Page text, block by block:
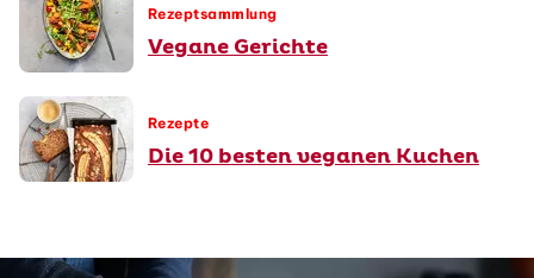
Rezeptsammlung
Vegane Gerichte
Rezepte
Die 10 besten veganen Kuchen